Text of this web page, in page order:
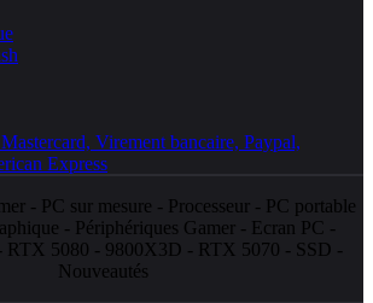
- PC sur mesure - Processeur- PC portable
- Périphériques Gamer - Ecran PC -
RTX 5080 - 9800X3D - RTX 5070 - SSD -
Nouveautés